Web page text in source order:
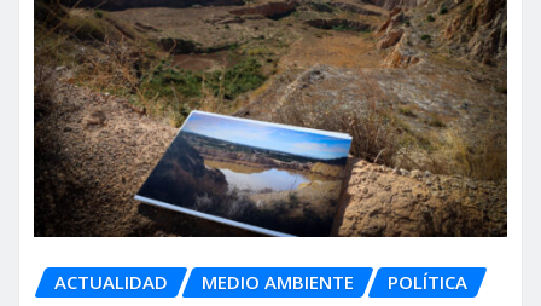
ACTUALIDAD MEDIO AMBIENTE POLÍTICA